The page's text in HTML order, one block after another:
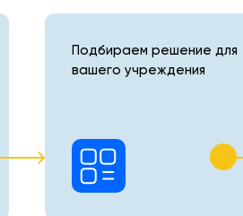
Подбираем решение для
вашего учреждения